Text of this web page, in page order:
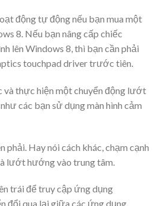
động tự động nếu bạn mua một
8. Nếu bạn nâng cấp chiếc
lên Windows 8, thì bạn cần phải
touchpad driver trước tiên.
và thực hiện một chuyển động lướt
các bạn sử dụng màn hình cảm
Hay nói cách khác, chạm cạnh
lướt hướng vào trung tâm.
trái để truy cập ứng dụng
đổi qua lại giữa các ứng dụng.